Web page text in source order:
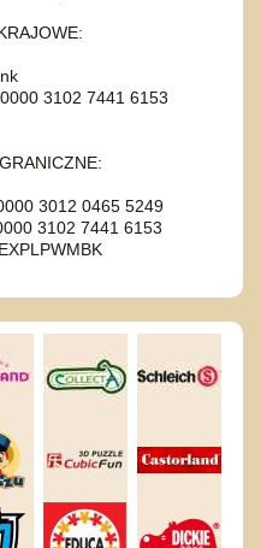
3102 7441 6153
3012 0465 5249
3102 7441 6153